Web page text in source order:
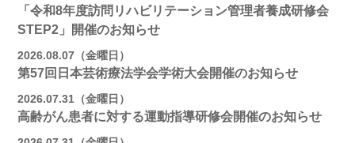
「令和8年度訪問リハビリテーション管理者養成研修会
STEP2」開催のお知らせ
2026.08.07（金曜日）
第57回日本芸術療法学会学術大会開催のお知らせ
2026.07.31（金曜日）
高齢がん患者に対する運動指導研修会開催のお知らせ